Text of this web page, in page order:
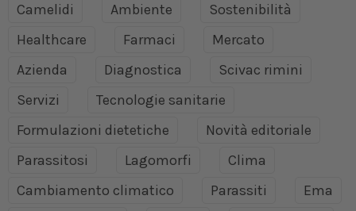
Camelidi
Ambiente
Sostenibilità
Healthcare
Farmaci
Mercato
Azienda
Diagnostica
Scivac rimini
Servizi
Tecnologie sanitarie
Formulazioni dietetiche
Novità editoriale
Parassitosi
Lagomorfi
Clima
Cambiamento climatico
Parassiti
Ema